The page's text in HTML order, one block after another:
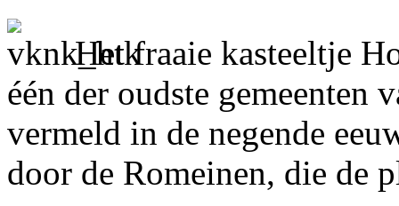
Het fraaie kasteeltje
één der oudste gemeenten
vermeld in de negende
door de Romeinen, die de